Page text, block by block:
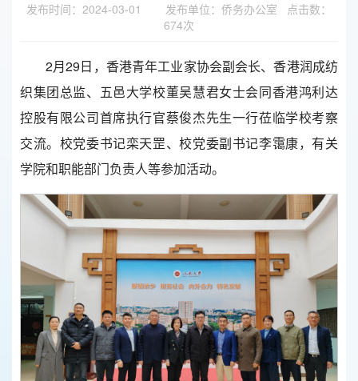
发布时间：2024-03-01
发布单位：侨务办公室 点击数：
674次
2月29日，香港青年工业家协会副会长、香港润成纺
织集团总监、五邑大学校董吴慧君女士会同香港鸿利达
控股有限公司首席执行官蔡俊杰先生一行莅临学校考察
交流。校党委书记栾天罡、校党委副书记李霭康，有关
学院和职能部门负责人等参加活动。